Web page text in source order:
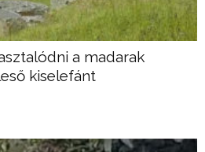
a madarak
kiselefánt